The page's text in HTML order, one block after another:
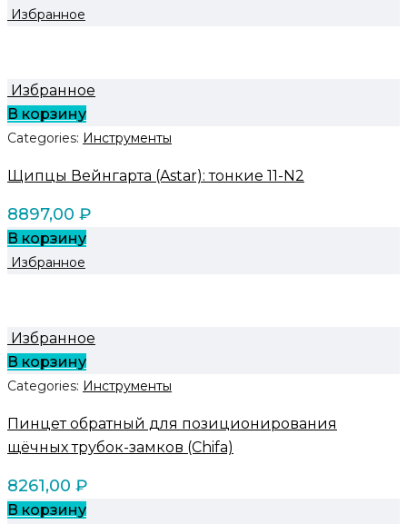
Избранное
Избранное
В корзину
Categories: Инструменты
Щипцы Вейнгарта (Astar): тонкие 11-N2
8897,00 ₽
В корзину
Избранное
Избранное
В корзину
Categories: Инструменты
Пинцет обратный для позиционирования
щёчных трубок-замков (Chifa)
8261,00 ₽
В корзину